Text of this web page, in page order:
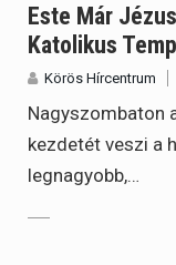
Este Már
Katolikus
Körös Hírcentrum
Nagyszombaton
kezdetét veszi a
legnagyobb,…